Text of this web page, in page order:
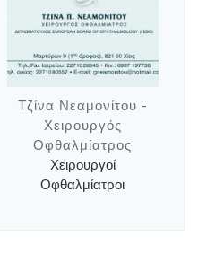
Τζίνα Νεαμονίτου -
Χειρουργός
Οφθαλμίατρος
Χειρουργοί
Οφθαλμίατροι